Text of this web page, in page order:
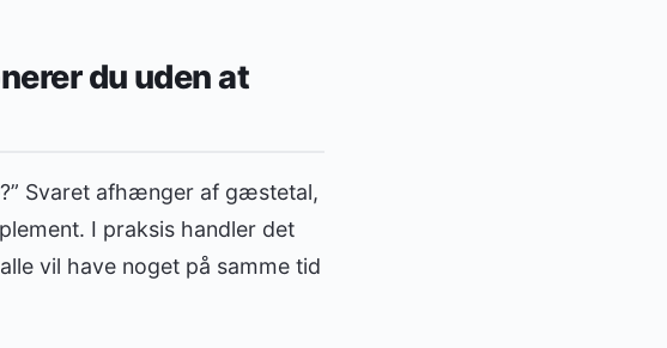
du uden at
Svaret afhænger af gæstetal,
I praksis handler det
vil have noget på samme tid